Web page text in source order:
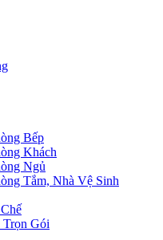
Bếp
Khách
Ngủ
Tắm, Nhà Vệ Sinh
Gói